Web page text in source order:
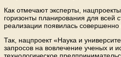
Как отмечают эксперты,
горизонты планирования для всей
реализации появилась совершенно
Так, нацпроект «Наука и
запросов на вовлечение ученых и